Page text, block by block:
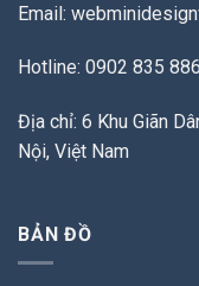
Email:
Hotline: 0902 835 886
Địa chỉ: 6 Khu Giãn
Nội, Việt Nam
BẢN ĐỒ